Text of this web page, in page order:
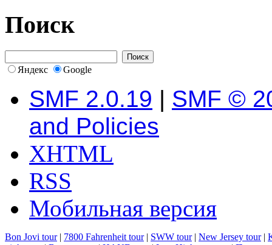
Поиск
Яндекс Google
SMF 2.0.19 | SMF ©
and Policies
XHTML
RSS
Мобильная версия
Bon Jovi tour| 7800 Fahrenheit tour| SWW tour| New Jersey tour|